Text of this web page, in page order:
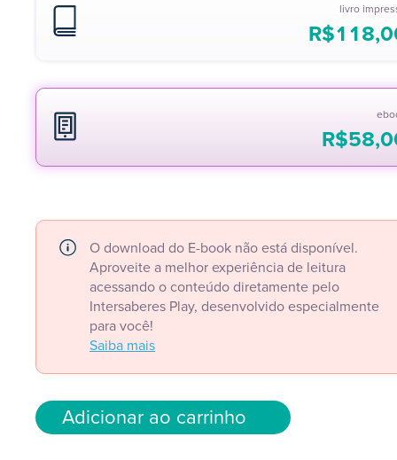
livro
R$
R$
O download do E-book não está disponível.
Aproveite a melhor experiência de leitura
acessando o conteúdo diretamente pelo
Intersaberes Play, desenvolvido especialmente
para você!
Saiba mais
Adicionar ao carrinho